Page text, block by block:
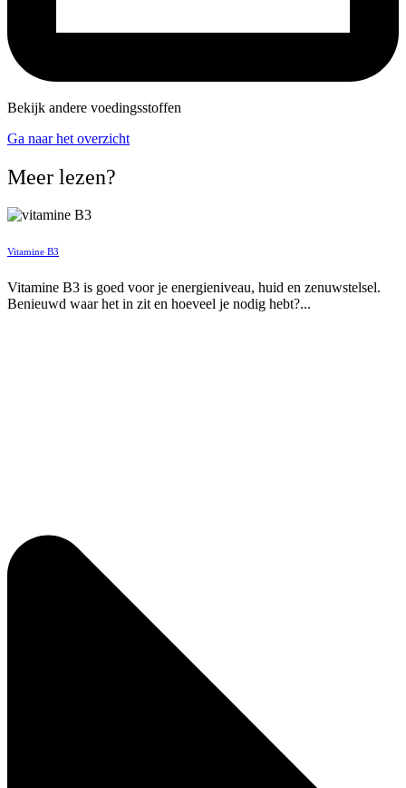
Bekijk andere voedingsstoffen
Ga naar het overzicht
Meer lezen?
Vitamine B3
Vitamine B3 is goed voor je energieniveau, huid en zenuwstelsel.
Benieuwd waar het in zit en hoeveel je nodig hebt?...